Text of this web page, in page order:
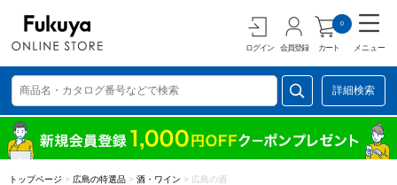
ログイン 会員登録 カート
0
メニュー
詳細検索
トップページ > 広島の特選品 > 酒・ワイン > 広島の酒